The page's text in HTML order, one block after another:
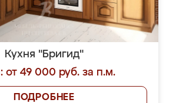
Кухня "Бригид"
от 49 000 руб. за п.м.
ПОДРОБНЕЕ